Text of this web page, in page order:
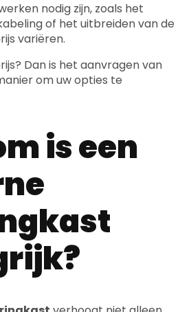
nodig zijn, zoals het
of het uitbreiden van de
variëren.
Dan is het aanvragen van
om uw opties te
is een